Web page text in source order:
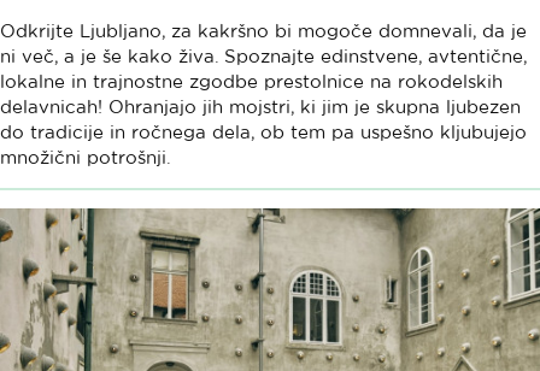
Odkrijte Ljubljano, za kakršno bi mogoče domnevali, da je
ni več, a je še kako živa. Spoznajte edinstvene, avtentične,
lokalne in trajnostne zgodbe prestolnice na rokodelskih
delavnicah! Ohranjajo jih mojstri, ki jim je skupna ljubezen
do tradicije in ročnega dela, ob tem pa uspešno kljubujejo
množični potrošnji.